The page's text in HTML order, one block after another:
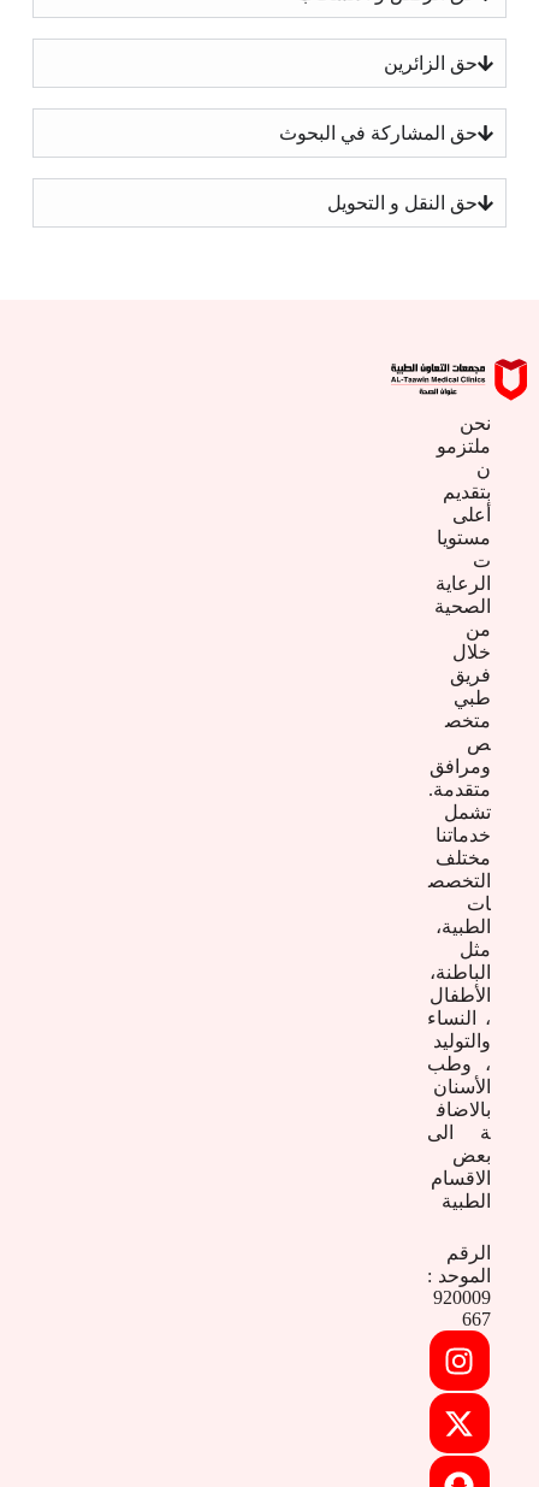
حق الزائرين
حق المشاركة في البحوث
حق النقل و التحويل
نحن
ملتزمو
ن
بتقديم
أعلى
مستويا
ت
الرعاية
الصحية
من
خلال
فريق
طبي
متخص
ص
ومرافق
متقدمة.
تشمل
خدماتنا
مختلف
التخصص
ات
الطبية،
مثل
الباطنة،
الأطفال
، النساء
والتوليد
، وطب
الأسنان
بالاضاف
ة الى
بعض
الاقسام
الطبية
الرقم
الموحد :
920009
667